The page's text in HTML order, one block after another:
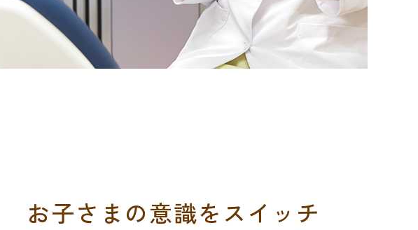
お子さまの意識をスイッチ